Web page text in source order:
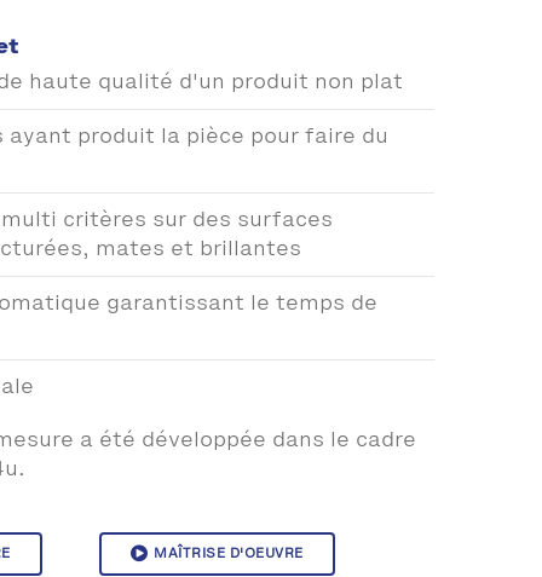
haute qualité d'un produit non plat
ayant produit la pièce pour faire du
critères sur des surfaces
mates et brillantes
garantissant le temps de
a été développée dans le cadre
MAÎTRISE D'OEUVRE